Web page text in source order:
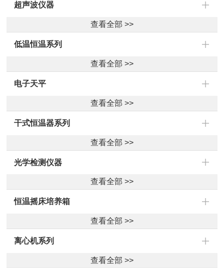
超声波仪器
查看全部 >>
低温恒温系列
查看全部 >>
电子天平
查看全部 >>
干式恒温器系列
查看全部 >>
光学检测仪器
查看全部 >>
恒温摇床培养箱
查看全部 >>
离心机系列
查看全部 >>